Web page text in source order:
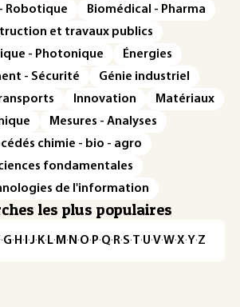
Robotique
Biomédical - Pharma
et travaux publics
- Photonique
Énergies
- Sécurité
Génie industriel
Innovation
Matériaux
Mesures - Analyses
chimie - bio - agro
fondamentales
de l'information
les plus populaires
·G· H · ·J· K· L· M · N ·O· P·Q· R·S·T·U·V·W·X·Y·Z